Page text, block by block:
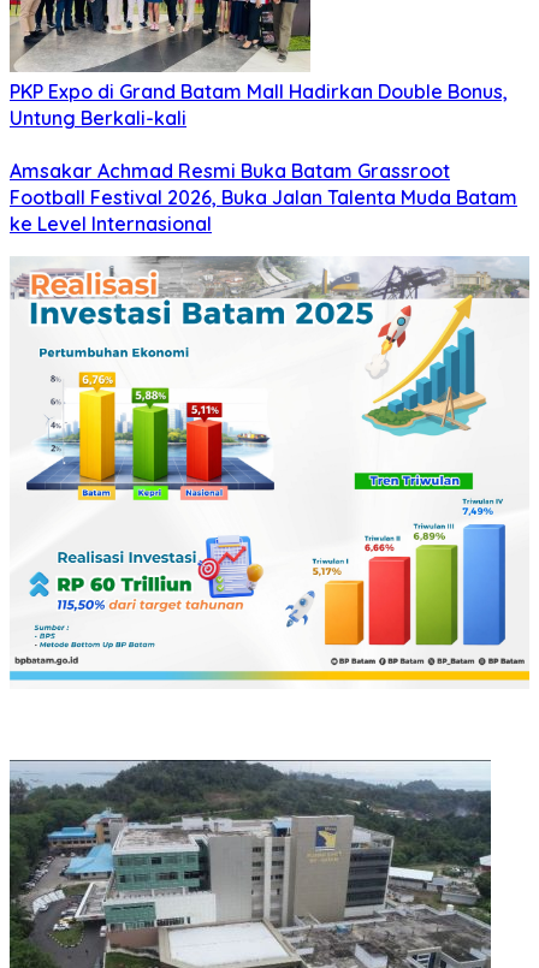
PKP Expo di Grand Batam Mall Hadirkan Double Bonus,
Untung Berkali-kali
Amsakar Achmad Resmi Buka Batam Grassroot
Football Festival 2026, Buka Jalan Talenta Muda Batam
ke Level Internasional